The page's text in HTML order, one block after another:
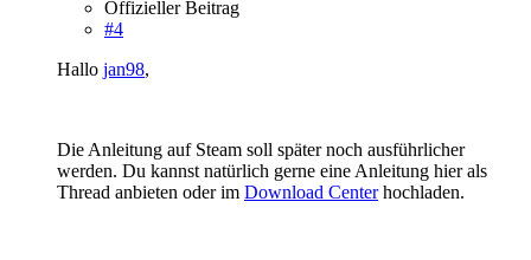
Offizieller Beitrag
#4
Hallo jan98,
Die Anleitung auf Steam soll später noch ausführlicher
werden. Du kannst natürlich gerne eine Anleitung hier als
Thread anbieten oder im Download Centerhochladen.